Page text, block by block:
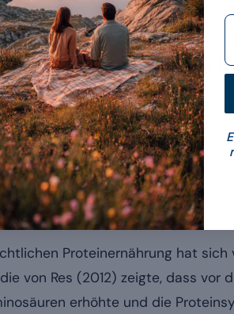
Schlafen: ist das
der Organismus in eine
repariert und aufbaut.
Prozess unterstützen, was
regenerieren möchten.
Proteinernährung hat
von Res (2012) zeigte, dass
erhöhte und die